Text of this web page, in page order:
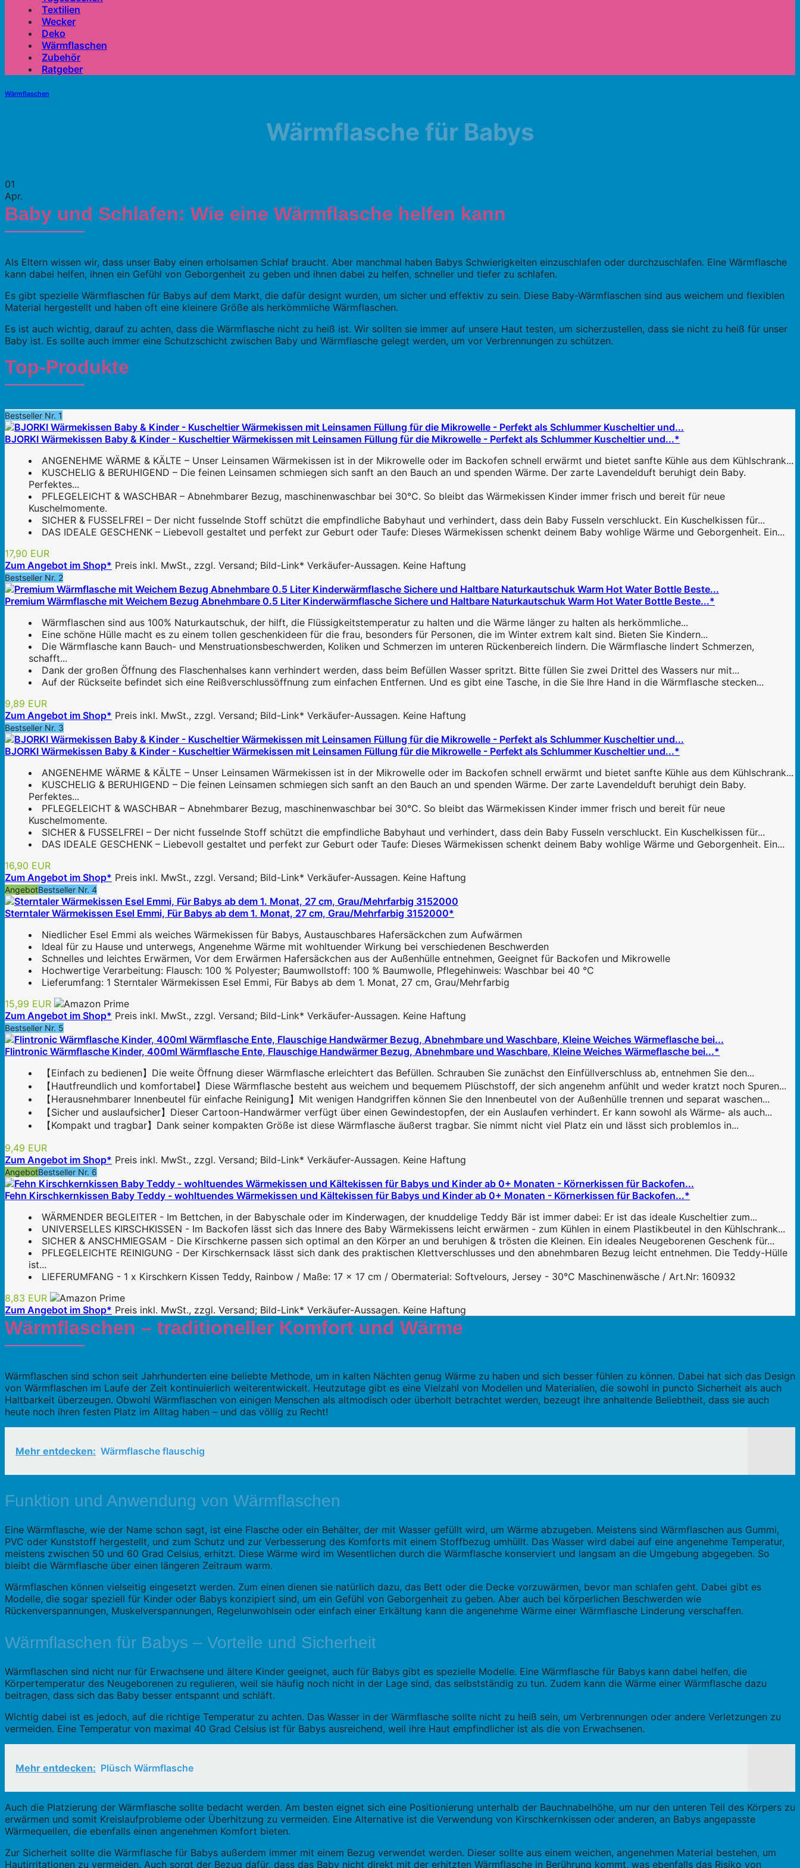
Textilien
Wecker
Deko
Wärmflaschen
Zubehör
Ratgeber
Wärmflaschen
Wärmflasche für Babys
01
Apr.
Baby und Schlafen: Wie eine Wärmflasche helfen kann
Als Eltern wissen wir, dass unser Baby einen erholsamen Schlaf braucht. Aber manchmal haben Babys Schwierigkeiten einzuschlafen oder durchzuschlafen. Eine Wärmflasche
kann dabei helfen, ihnen ein Gefühl von Geborgenheit zu geben und ihnen dabei zu helfen, schneller und tiefer zu schlafen.
Es gibt spezielle Wärmflaschen für Babys auf dem Markt, die dafür designt wurden, um sicher und effektiv zu sein. Diese Baby-Wärmflaschen sind aus weichem und flexiblen
Material hergestellt und haben oft eine kleinere Größe als herkömmliche Wärmflaschen.
Es ist auch wichtig, darauf zu achten, dass die Wärmflasche nicht zu heiß ist. Wir sollten sie immer auf unsere Haut testen, um sicherzustellen, dass sie nicht zu heiß für unser
Baby ist. Es sollte auch immer eine Schutzschicht zwischen Baby und Wärmflasche gelegt werden, um vor Verbrennungen zu schützen.
Top-Produkte
Bestseller Nr. 1
BJORKI Wärmekissen Baby & Kinder - Kuscheltier Wärmekissen mit Leinsamen Füllung für die Mikrowelle - Perfekt als Schlummer Kuscheltier und...*
ANGENEHME WÄRME & KÄLTE – Unser Leinsamen Wärmekissen ist in der Mikrowelle oder im Backofen schnell erwärmt und bietet sanfte Kühle aus dem Kühlschrank...
KUSCHELIG & BERUHIGEND – Die feinen Leinsamen schmiegen sich sanft an den Bauch an und spenden Wärme. Der zarte Lavendelduft beruhigt dein Baby.
Perfektes...
PFLEGELEICHT & WASCHBAR – Abnehmbarer Bezug, maschinenwaschbar bei 30°C. So bleibt das Wärmekissen Kinder immer frisch und bereit für neue
Kuschelmomente.
SICHER & FUSSELFREI – Der nicht fusselnde Stoff schützt die empfindliche Babyhaut und verhindert, dass dein Baby Fusseln verschluckt. Ein Kuschelkissen für...
DAS IDEALE GESCHENK – Liebevoll gestaltet und perfekt zur Geburt oder Taufe: Dieses Wärmekissen schenkt deinem Baby wohlige Wärme und Geborgenheit. Ein...
17,90 EUR
Zum Angebot im Shop* Preis inkl. MwSt., zzgl. Versand; Bild-Link* Verkäufer-Aussagen. Keine Haftung
Bestseller Nr. 2
Premium Wärmflasche mit Weichem Bezug Abnehmbare 0.5 Liter Kinderwärmflasche Sichere und Haltbare Naturkautschuk Warm Hot Water Bottle Beste...*
Wärmflaschen sind aus 100% Naturkautschuk, der hilft, die Flüssigkeitstemperatur zu halten und die Wärme länger zu halten als herkömmliche...
Eine schöne Hülle macht es zu einem tollen geschenkideen für die frau, besonders für Personen, die im Winter extrem kalt sind. Bieten Sie Kindern...
Die Wärmflasche kann Bauch- und Menstruationsbeschwerden, Koliken und Schmerzen im unteren Rückenbereich lindern. Die Wärmflasche lindert Schmerzen,
schafft...
Dank der großen Öffnung des Flaschenhalses kann verhindert werden, dass beim Befüllen Wasser spritzt. Bitte füllen Sie zwei Drittel des Wassers nur mit...
Auf der Rückseite befindet sich eine Reißverschlussöffnung zum einfachen Entfernen. Und es gibt eine Tasche, in die Sie Ihre Hand in die Wärmflasche stecken...
9,89 EUR
Zum Angebot im Shop* Preis inkl. MwSt., zzgl. Versand; Bild-Link* Verkäufer-Aussagen. Keine Haftung
Bestseller Nr. 3
BJORKI Wärmekissen Baby & Kinder - Kuscheltier Wärmekissen mit Leinsamen Füllung für die Mikrowelle - Perfekt als Schlummer Kuscheltier und...*
ANGENEHME WÄRME & KÄLTE – Unser Leinsamen Wärmekissen ist in der Mikrowelle oder im Backofen schnell erwärmt und bietet sanfte Kühle aus dem Kühlschrank...
KUSCHELIG & BERUHIGEND – Die feinen Leinsamen schmiegen sich sanft an den Bauch an und spenden Wärme. Der zarte Lavendelduft beruhigt dein Baby.
Perfektes...
PFLEGELEICHT & WASCHBAR – Abnehmbarer Bezug, maschinenwaschbar bei 30°C. So bleibt das Wärmekissen Kinder immer frisch und bereit für neue
Kuschelmomente.
SICHER & FUSSELFREI – Der nicht fusselnde Stoff schützt die empfindliche Babyhaut und verhindert, dass dein Baby Fusseln verschluckt. Ein Kuschelkissen für...
DAS IDEALE GESCHENK – Liebevoll gestaltet und perfekt zur Geburt oder Taufe: Dieses Wärmekissen schenkt deinem Baby wohlige Wärme und Geborgenheit. Ein...
16,90 EUR
Zum Angebot im Shop* Preis inkl. MwSt., zzgl. Versand; Bild-Link* Verkäufer-Aussagen. Keine Haftung
AngebotBestseller Nr. 4
Sterntaler Wärmekissen Esel Emmi, Für Babys ab dem 1. Monat, 27 cm, Grau/Mehrfarbig 3152000*
Niedlicher Esel Emmi als weiches Wärmekissen für Babys, Austauschbares Hafersäckchen zum Aufwärmen
Ideal für zu Hause und unterwegs, Angenehme Wärme mit wohltuender Wirkung bei verschiedenen Beschwerden
Schnelles und leichtes Erwärmen, Vor dem Erwärmen Hafersäckchen aus der Außenhülle entnehmen, Geeignet für Backofen und Mikrowelle
Hochwertige Verarbeitung: Flausch: 100 % Polyester; Baumwollstoff: 100 % Baumwolle, Pflegehinweis: Waschbar bei 40 °C
Lieferumfang: 1 Sterntaler Wärmekissen Esel Emmi, Für Babys ab dem 1. Monat, 27 cm, Grau/Mehrfarbig
15,99 EUR
Zum Angebot im Shop* Preis inkl. MwSt., zzgl. Versand; Bild-Link* Verkäufer-Aussagen. Keine Haftung
Bestseller Nr. 5
Flintronic Wärmflasche Kinder, 400ml Wärmflasche Ente, Flauschige Handwärmer Bezug, Abnehmbare und Waschbare, Kleine Weiches Wärmeflasche bei...*
【Einfach zu bedienen】Die weite Öffnung dieser Wärmflasche erleichtert das Befüllen. Schrauben Sie zunächst den Einfüllverschluss ab, entnehmen Sie den...
【Hautfreundlich und komfortabel】Diese Wärmflasche besteht aus weichem und bequemem Plüschstoff, der sich angenehm anfühlt und weder kratzt noch Spuren...
【Herausnehmbarer Innenbeutel für einfache Reinigung】Mit wenigen Handgriffen können Sie den Innenbeutel von der Außenhülle trennen und separat waschen...
【Sicher und auslaufsicher】Dieser Cartoon-Handwärmer verfügt über einen Gewindestopfen, der ein Auslaufen verhindert. Er kann sowohl als Wärme- als auch...
【Kompakt und tragbar】Dank seiner kompakten Größe ist diese Wärmflasche äußerst tragbar. Sie nimmt nicht viel Platz ein und lässt sich problemlos in...
9,49 EUR
Zum Angebot im Shop* Preis inkl. MwSt., zzgl. Versand; Bild-Link* Verkäufer-Aussagen. Keine Haftung
AngebotBestseller Nr. 6
Fehn Kirschkernkissen Baby Teddy - wohltuendes Wärmekissen und Kältekissen für Babys und Kinder ab 0+ Monaten - Körnerkissen für Backofen...*
WÄRMENDER BEGLEITER - Im Bettchen, in der Babyschale oder im Kinderwagen, der knuddelige Teddy Bär ist immer dabei: Er ist das ideale Kuscheltier zum...
UNIVERSELLES KIRSCHKISSEN - Im Backofen lässt sich das Innere des Baby Wärmekissens leicht erwärmen - zum Kühlen in einem Plastikbeutel in den Kühlschrank...
SICHER & ANSCHMIEGSAM - Die Kirschkerne passen sich optimal an den Körper an und beruhigen & trösten die Kleinen. Ein ideales Neugeborenen Geschenk für...
PFLEGELEICHTE REINIGUNG - Der Kirschkernsack lässt sich dank des praktischen Klettverschlusses und den abnehmbaren Bezug leicht entnehmen. Die Teddy-Hülle
ist...
LIEFERUMFANG - 1 x Kirschkern Kissen Teddy, Rainbow / Maße: 17 x 17 cm / Obermaterial: Softvelours, Jersey - 30°C Maschinenwäsche / Art.Nr: 160932
8,83 EUR
Zum Angebot im Shop* Preis inkl. MwSt., zzgl. Versand; Bild-Link* Verkäufer-Aussagen. Keine Haftung
Wärmflaschen – traditioneller Komfort und Wärme
Wärmflaschen sind schon seit Jahrhunderten eine beliebte Methode, um in kalten Nächten genug Wärme zu haben und sich besser fühlen zu können. Dabei hat sich das Design
von Wärmflaschen im Laufe der Zeit kontinuierlich weiterentwickelt. Heutzutage gibt es eine Vielzahl von Modellen und Materialien, die sowohl in puncto Sicherheit als auch
Haltbarkeit überzeugen. Obwohl Wärmflaschen von einigen Menschen als altmodisch oder überholt betrachtet werden, bezeugt ihre anhaltende Beliebtheit, dass sie auch
heute noch ihren festen Platz im Alltag haben – und das völlig zu Recht!
Mehr entdecken: Wärmflasche flauschig
Funktion und Anwendung von Wärmflaschen
Eine Wärmflasche, wie der Name schon sagt, ist eine Flasche oder ein Behälter, der mit Wasser gefüllt wird, um Wärme abzugeben. Meistens sind Wärmflaschen aus Gummi,
PVC oder Kunststoff hergestellt, und zum Schutz und zur Verbesserung des Komforts mit einem Stoffbezug umhüllt. Das Wasser wird dabei auf eine angenehme Temperatur,
meistens zwischen 50 und 60 Grad Celsius, erhitzt. Diese Wärme wird im Wesentlichen durch die Wärmflasche konserviert und langsam an die Umgebung abgegeben. So
bleibt die Wärmflasche über einen längeren Zeitraum warm.
Wärmflaschen können vielseitig eingesetzt werden. Zum einen dienen sie natürlich dazu, das Bett oder die Decke vorzuwärmen, bevor man schlafen geht. Dabei gibt es
Modelle, die sogar speziell für Kinder oder Babys konzipiert sind, um ein Gefühl von Geborgenheit zu geben. Aber auch bei körperlichen Beschwerden wie
Rückenverspannungen, Muskelverspannungen, Regelunwohlsein oder einfach einer Erkältung kann die angenehme Wärme einer Wärmflasche Linderung verschaffen.
Wärmflaschen für Babys – Vorteile und Sicherheit
Wärmflaschen sind nicht nur für Erwachsene und ältere Kinder geeignet, auch für Babys gibt es spezielle Modelle. Eine Wärmflasche für Babys kann dabei helfen, die
Körpertemperatur des Neugeborenen zu regulieren, weil sie häufig noch nicht in der Lage sind, das selbstständig zu tun. Zudem kann die Wärme einer Wärmflasche dazu
beitragen, dass sich das Baby besser entspannt und schläft.
Wichtig dabei ist es jedoch, auf die richtige Temperatur zu achten. Das Wasser in der Wärmflasche sollte nicht zu heiß sein, um Verbrennungen oder andere Verletzungen zu
vermeiden. Eine Temperatur von maximal 40 Grad Celsius ist für Babys ausreichend, weil ihre Haut empfindlicher ist als die von Erwachsenen.
Mehr entdecken: Plüsch Wärmflasche
Auch die Platzierung der Wärmflasche sollte bedacht werden. Am besten eignet sich eine Positionierung unterhalb der Bauchnabelhöhe, um nur den unteren Teil des Körpers zu
erwärmen und somit Kreislaufprobleme oder Überhitzung zu vermeiden. Eine Alternative ist die Verwendung von Kirschkernkissen oder anderen, an Babys angepasste
Wärmequellen, die ebenfalls einen angenehmen Komfort bieten.
Zur Sicherheit sollte die Wärmflasche für Babys außerdem immer mit einem Bezug verwendet werden. Dieser sollte aus einem weichen, angenehmen Material bestehen, um
Hautirritationen zu vermeiden. Auch sorgt der Bezug dafür, dass das Baby nicht direkt mit der erhitzten Wärmflasche in Berührung kommt, was ebenfalls das Risiko von